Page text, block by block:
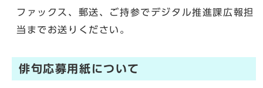
ファックス、郵送、ご持参でデジタル推進課広報担
当までお送りください。
俳句応募用紙について